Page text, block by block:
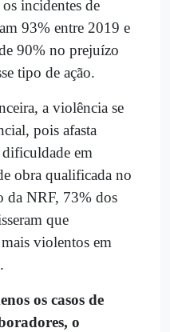
incidentes de
93% entre 2019 e
90% no prejuízo
tipo de ação.
a violência se
pois afasta
dificuldade em
obra qualificada no
da NRF, 73% dos
que
violentos em
os casos de
o